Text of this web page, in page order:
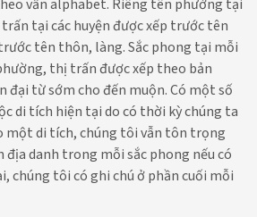
vần alphabet. Riêng tên phường tại
tại các huyện được xếp trước tên
tên thôn, làng. Sắc phong tại mỗi
thị trấn được xếp theo bản
đại từ sớm cho đến muộn. Có một số
di tích hiện tại do có thời kỳ chúng ta
một di tích, chúng tôi vẫn tôn trọng
danh trong mỗi sắc phong nếu có
chúng tôi có ghi chú ở phần cuối mỗi